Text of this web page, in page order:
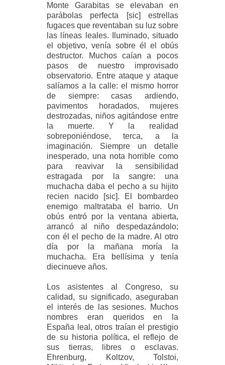
Monte Garabitas se elevaban en
parábolas perfecta [sic] estrellas
fugaces que reventaban su luz sobre
las líneas leales. Iluminado, situado
el objetivo, venía sobre él el obús
destructor. Muchos caían a pocos
pasos de nuestro improvisado
observatorio. Entre ataque y ataque
salíamos a la calle: el mismo horror
de siempre: casas ardiendo,
pavimentos horadados, mujeres
destrozadas, niños agitándose entre
la muerte. Y la realidad
sobreponiéndose, terca, a la
imaginación. Siempre un detalle
inesperado, una nota horrible como
para reavivar la sensibilidad
estragada por la sangre: una
muchacha daba el pecho a su hijito
recien nacido [sic]. El bombardeo
enemigo maltrataba el barrio. Un
obús entró por la ventana abierta,
arrancó al niño despedazándolo;
con él el pecho de la madre. Al otro
día por la mañana moría la
muchacha. Era bellísima y tenía
diecinueve años.
Los asistentes al Congreso, su
calidad, su significado, aseguraban
el interés de las sesiones. Muchos
nombres eran queridos en la
España leal, otros traían el prestigio
de su historia política, el reflejo de
sus tierras, libres o esclavas.
Ehrenburg, Koltzov, Tolstoi,